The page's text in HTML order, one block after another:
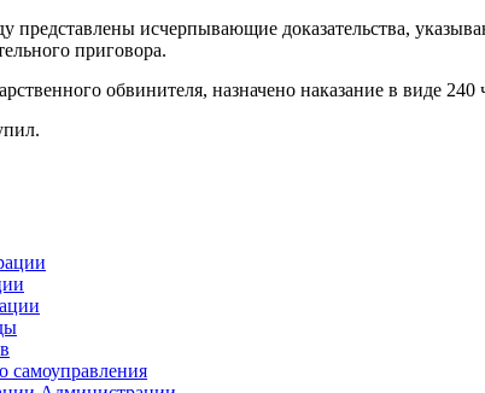
представлены исчерпывающие доказательства,
приговора.
обвинителя, назначено наказание в виде 240
самоуправления